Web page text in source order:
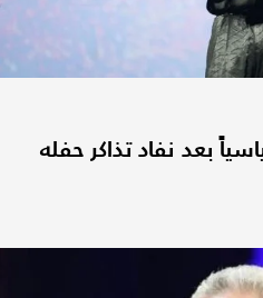
بعد نفاد تذاكر حفله